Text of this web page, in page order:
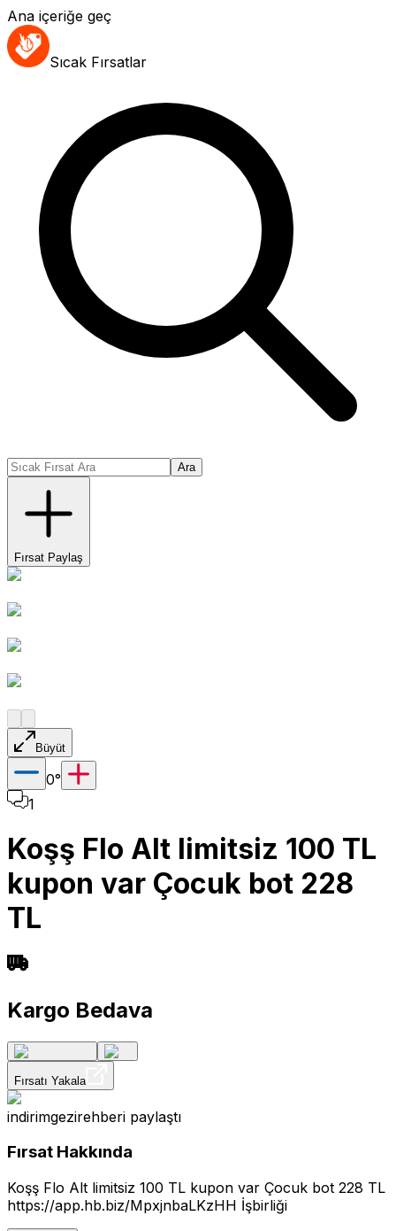
Ana içeriğe geç
Sıcak Fırsatlar
Ara
Fırsat Paylaş
Büyüt
0°
1
Koşş Flo Alt limitsiz 100 TL
kupon var Çocuk bot 228
TL
Kargo Bedava
Fırsatı Yakala
indirimgezirehberi paylaştı
Fırsat Hakkında
Koşş Flo Alt limitsiz 100 TL kupon var Çocuk bot 228 TL
https://app.hb.biz/MpxjnbaLKzHH İşbirliği